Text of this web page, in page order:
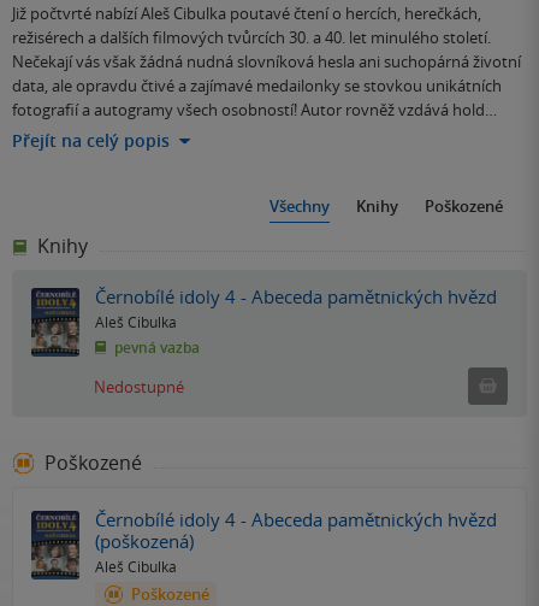
Již počtvrté nabízí Aleš Cibulka poutavé čtení o hercích, herečkách,
režisérech a dalších filmových tvůrcích 30. a 40. let minulého století.
Nečekají vás však žádná nudná slovníková hesla ani suchopárná životní
data, ale opravdu čtivé a zajímavé medailonky se stovkou unikátních
fotografií a autogramy všech osobností! Autor rovněž vzdává hold…
Přejít na celý popis
Všechny Knihy Poškozené
Knihy
Černobílé idoly 4 - Abeceda pamětnických hvězd
Aleš Cibulka
pevná vazba
Nedostupné
Poškozené
Černobílé idoly 4 - Abeceda pamětnických hvězd
(poškozená)
Aleš Cibulka
Poškozené